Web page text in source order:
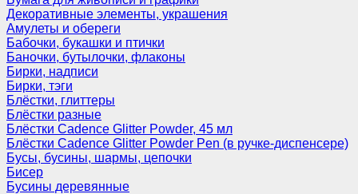
Декоративные элементы, украшения
Амулеты и обереги
Бабочки, букашки и птички
Баночки, бутылочки, флаконы
Бирки, надписи
Бирки, тэги
Блёстки, глиттеры
Блёстки разные
Блёстки Cadence Glitter Powder, 45 мл
Блёстки Cadence Glitter Powder Pen (в ручке-диспенсере)
Бусы, бусины, шармы, цепочки
Бисер
Бусины деревянные